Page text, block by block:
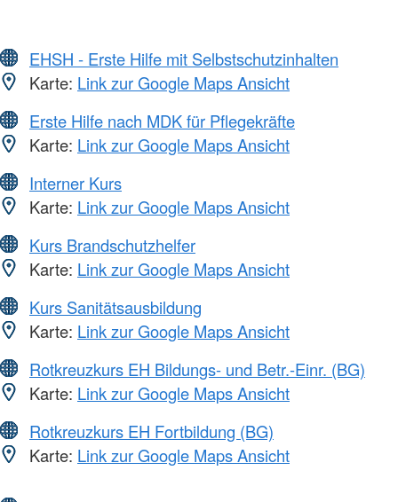
EHSH - Erste Hilfe mit Selbstschutzinhalten
Karte: Link zur Google Maps Ansicht
Erste Hilfe nach MDK für Pflegekräfte
Karte: Link zur Google Maps Ansicht
Interner Kurs
Karte: Link zur Google Maps Ansicht
Kurs Brandschutzhelfer
Karte: Link zur Google Maps Ansicht
Kurs Sanitätsausbildung
Karte: Link zur Google Maps Ansicht
Rotkreuzkurs EH Bildungs- und Betr.-Einr. (BG)
Karte: Link zur Google Maps Ansicht
Rotkreuzkurs EH Fortbildung (BG)
Karte: Link zur Google Maps Ansicht